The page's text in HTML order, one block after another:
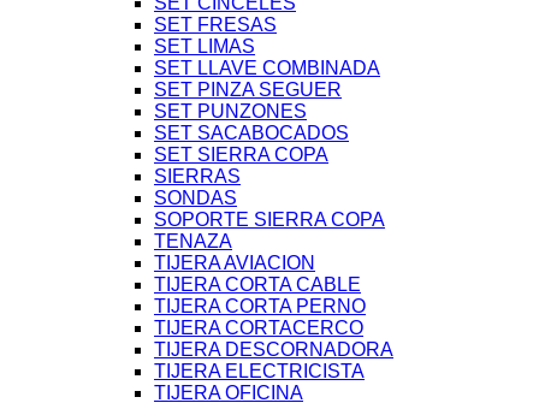
SET FRESAS
SET LIMAS
SET LLAVE COMBINADA
SET PINZA SEGUER
SET PUNZONES
SET SACABOCADOS
SET SIERRA COPA
SIERRAS
SONDAS
SOPORTE SIERRA COPA
TENAZA
TIJERA AVIACION
TIJERA CORTA CABLE
TIJERA CORTA PERNO
TIJERA CORTACERCO
TIJERA DESCORNADORA
TIJERA ELECTRICISTA
TIJERA OFICINA